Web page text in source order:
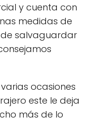
y cuenta con
medidas de
salvaguardar
ocasiones
este le deja
más de lo